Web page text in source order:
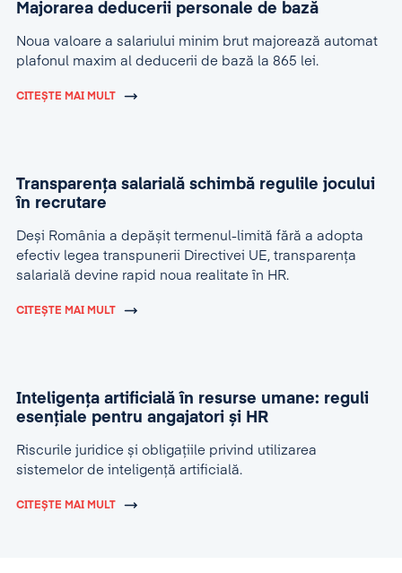
Majorarea deducerii personale de bază
Noua valoare a salariului minim brut majorează automat
plafonul maxim al deducerii de bază la 865 lei.
CITEȘTE MAI MULT
Transparența salarială schimbă regulile jocului
în recrutare
Deși România a depășit termenul-limită fără a adopta
efectiv legea transpunerii Directivei UE, transparența
salarială devine rapid noua realitate în HR.
CITEȘTE MAI MULT
Inteligența artificială în resurse umane: reguli
esențiale pentru angajatori și HR
Riscurile juridice și obligațiile privind utilizarea
sistemelor de inteligență artificială.
CITEȘTE MAI MULT